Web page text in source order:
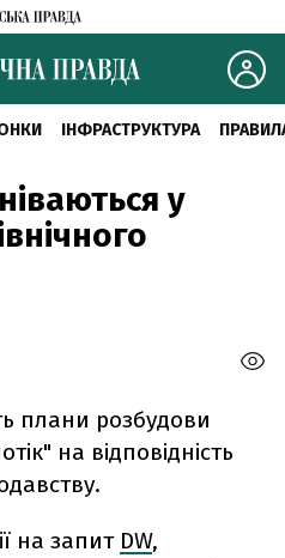
ІНФРАСТРУКТУРА
у
плани розбудови
на відповідність
на запит DW,